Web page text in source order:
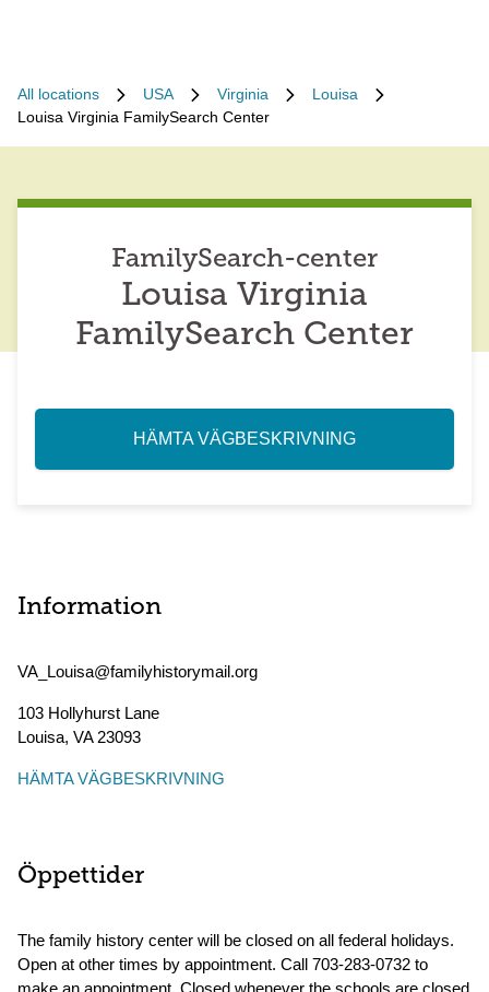
All locations USA Virginia
Louisa
Louisa Virginia FamilySearch Center
FamilySearch-center
Louisa Virginia
FamilySearch Center
HÄMTA VÄGBESKRIVNING
Information
VA_Louisa@familyhistorymail.org
103 Hollyhurst Lane
Louisa, VA23093
HÄMTA VÄGBESKRIVNING
Öppettider
The family history center will be closed on all federal holidays.
Open at other times by appointment. Call 703-283-0732 to
make an appointment. Closed whenever the schools are closed